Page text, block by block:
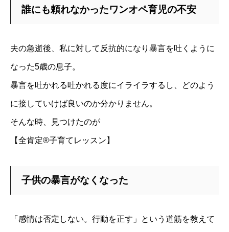
誰にも頼れなかったワンオペ育児の不安
夫の急逝後、私に対して反抗的になり暴言を吐くように
なった5歳の息子。
暴言を吐かれる吐かれる度にイライラするし、どのよ う
に接していけば良いのか分かりません。
そんな時、見つけたのが
【全肯定®子育てレッスン】
子供の暴言がなくなった
「感情は否定しない。行動を正す」という道筋を教えて